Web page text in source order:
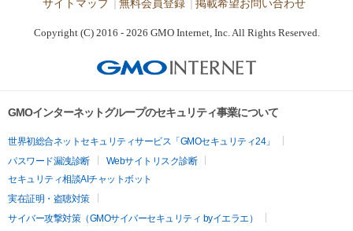
サイトマップ 無料会員登録 掲載希望お問い合わせ
Copyright (C) 2016 - 2026 GMO Internet, Inc. All Rights Reserved.
GMOインターネットグループのセキュリティ事業について
世界初総合ネットセキュリティサービス「GMOセキュリティ24」
パスワード漏洩診断
Webサイトリスク診断
セキュリティ相談AIチャットボット
実在証明・盗聴対策
サイバー攻撃対策（GMOサイバーセキュリティ byイエラエ）